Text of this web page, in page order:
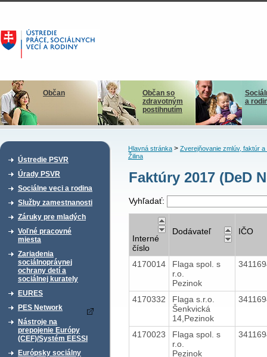
Občan
Občan so
zdravotným
postihnutím
a
Ústredie PSVR
Úrady PSVR
Sociálne veci a rodina
Služby zamestnanosti
Záruky pre mladých
Voľné pracovné
miesta
Zariadenia
sociálnoprávnej
ochrany detí a
sociálnej kurately
EURES
PES Network
Nástroje na
prepojenie Európy
(CEF)/Systém EESSI
Európsky sociálny
Hlavná stránka> Zverejňovanie zmlúv, faktúr a
Žilina
Faktúry 2017 (DeD
Vyhľadať:
Interné
číslo
Dodávateľ IČO
4170014
Flaga spol. s
r.o.
Pezinok
4170332
Flaga s.r.o.
Šenkvická
14,Pezinok
4170023
Flaga spol. s
r.o.
Pezinok